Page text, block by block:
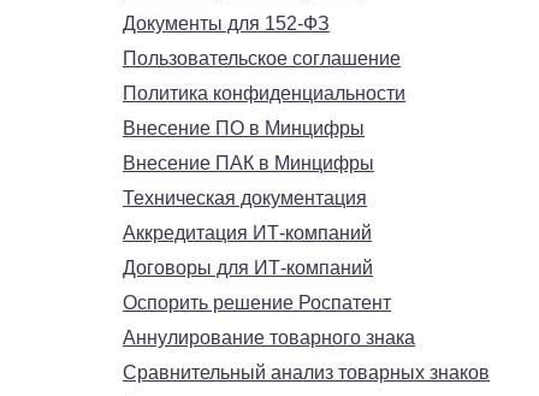
Документы для 152-ФЗ
Пользовательское соглашение
Политика конфиденциальности
Внесение ПО в Минцифры
Внесение ПАК в Минцифры
Техническая документация
Аккредитация ИТ-компаний
Договоры для ИТ-компаний
Оспорить решение Роспатент
Аннулирование товарного знака
Сравнительный анализ товарных знаков